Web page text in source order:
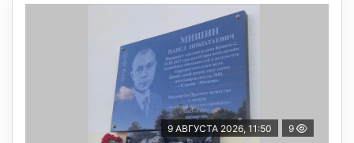
9 АВГУСТА 2026, 11:50 9